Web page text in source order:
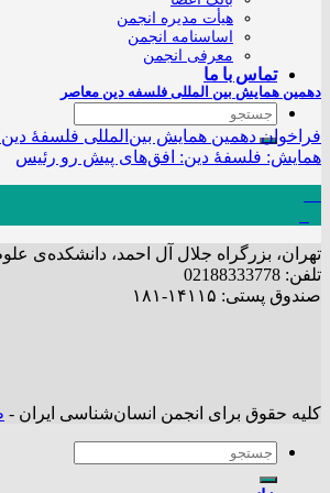
هیأت مدیره انجمن
اساسنامه انجمن
معرفی انجمن
تماس با ما
دهمین همایش بین المللی فلسفه دین معاصر
فراخوان دهمین همایش بین‌المللی فلسفۀ
همایش: فلسفۀ دین: افق‌های پیش‌ رو رئیس
تهران، بزرگراه جلال آل احمد، دانشکده‌ی
تلفن: 02188333778
صندوق پستی: ۱۴۱۱۵-۱۸۱
کلیه حقوق برای انجمن انسان‌شناسی ایران -